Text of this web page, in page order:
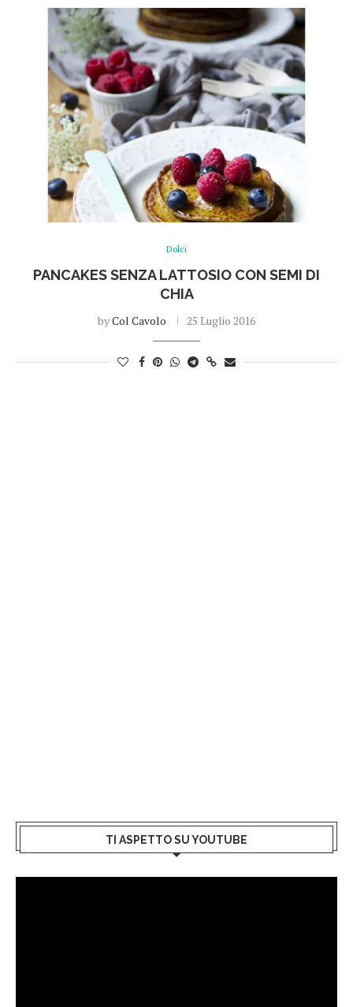
Dolci
PANCAKES SENZA LATTOSIO CON SEMI DI
CHIA
byCol Cavolo 25 Luglio 2016
TI ASPETTO SU YOUTUBE